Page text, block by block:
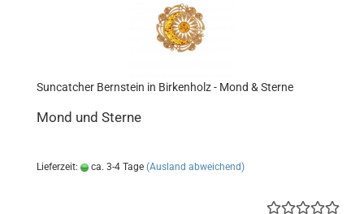
Suncatcher Bernstein in Birkenholz - Mond & Sterne
Mond und Sterne
Lieferzeit: ca. 3-4 Tage (Ausland abweichend)